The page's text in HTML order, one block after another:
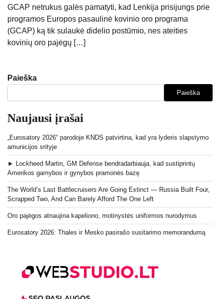
GCAP netrukus galės pamatyti, kad Lenkija prisijungs prie
programos Europos pasaulinė kovinio oro programa
(GCAP) ką tik sulaukė didelio postūmio, nes ateities
kovinių oro pajėgų […]
Paieška
Paieška
Naujausi įrašai
„Eurosatory 2026“ parodoje KNDS patvirtina, kad yra lyderis slapstymo
amunicijos srityje
► Lockheed Martin, GM Defense bendradarbiauja, kad sustiprintų
Amerikos gamybos ir gynybos pramonės bazę
The World’s Last Battlecruisers Are Going Extinct — Russia Built Four,
Scrapped Two, And Can Barely Afford The One Left
Oro pajėgos atnaujina kapeliono, motinystės uniformos nurodymus
Eurosatory 2026: Thales ir Mesko pasirašo susitarimo memorandumą